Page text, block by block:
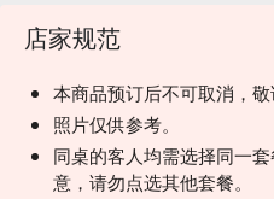
店家规范
本商品预订后不可取消，敬
照片仅供参考。
同桌的客人均需选择同一
意，请勿点选其他套餐。